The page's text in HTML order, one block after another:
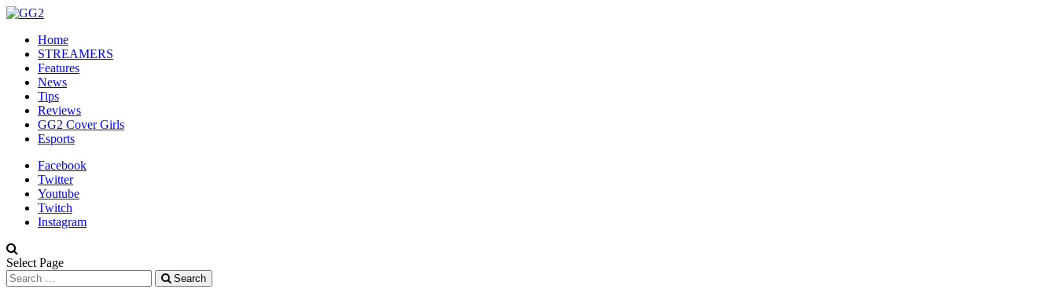
Home
STREAMERS
Features
News
Tips
Reviews
GG2 Cover Girls
Esports
Facebook
Twitter
Youtube
Twitch
Instagram
Select Page
Search